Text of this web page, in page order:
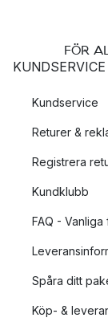
FÖR
KUNDSERVICE
Kundservice
Returer &
Registrera
Kundklubb
FAQ -
Spåra ditt
Köp- &